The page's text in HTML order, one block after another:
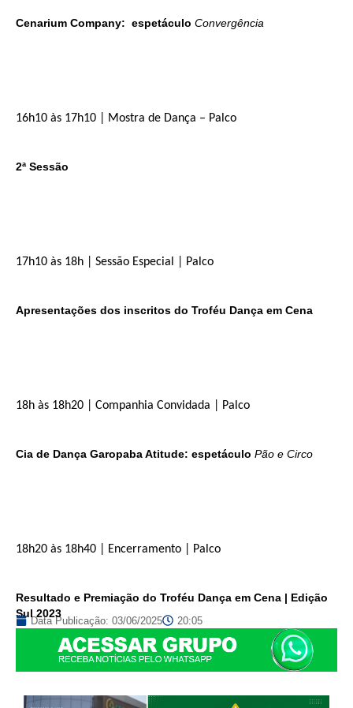
Cenarium Company: espetáculo Convergência
16h10 às 17h10 | Mostra de Dança – Palco
2ª Sessão
17h10 às 18h | Sessão Especial | Palco
Apresentações dos inscritos do Troféu Dança em Cena
18h às 18h20 | Companhia Convidada | Palco
Cia de Dança Garopaba Atitude: espetáculo Pão e Circo
18h20 às 18h40 | Encerramento | Palco
Resultado e Premiação do Troféu Dança em Cena | Edição
Sul 2023
Data Publicação: 03/06/2025 20:05